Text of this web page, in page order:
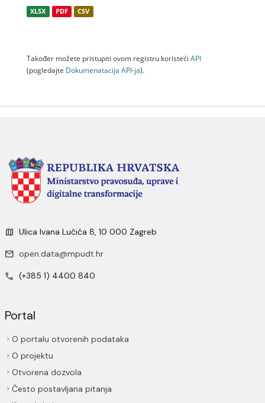
XLSX PDF CSV
Također možete pristupiti ovom registru koristeći API
(pogledajte Dokumenаtаcijа API-jа).